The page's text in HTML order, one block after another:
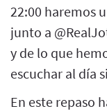
22:00 haremos
junto a
y de lo que
escuchar al día
En este repaso